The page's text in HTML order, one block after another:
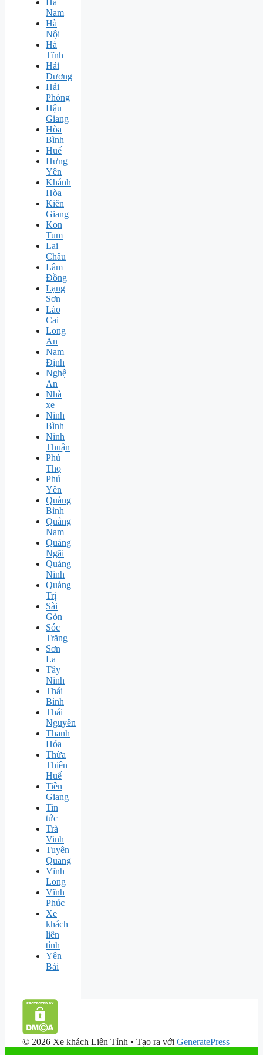
Hà
Nam
Hà
Nội
Hà
Tĩnh
Hải
Dương
Hải
Phòng
Hậu
Giang
Hòa
Bình
Huế
Hưng
Yên
Khánh
Hòa
Kiên
Giang
Kon
Tum
Lai
Châu
Lâm
Đồng
Lạng
Sơn
Lào
Cai
Long
An
Nam
Định
Nghệ
An
Nhà
xe
Ninh
Bình
Ninh
Thuận
Phú
Thọ
Phú
Yên
Quảng
Bình
Quảng
Nam
Quảng
Ngãi
Quảng
Ninh
Quảng
Trị
Sài
Gòn
Sóc
Trăng
Sơn
La
Tây
Ninh
Thái
Bình
Thái
Nguyên
Thanh
Hóa
Thừa
Thiên
Huế
Tiền
Giang
Tin
tức
Trà
Vinh
Tuyên
Quang
Vĩnh
Long
Vĩnh
Phúc
Xe
khách
liên
tỉnh
Yên
Bái
© 2026 Xe khách Liên Tỉnh • Tạo ra với GeneratePress